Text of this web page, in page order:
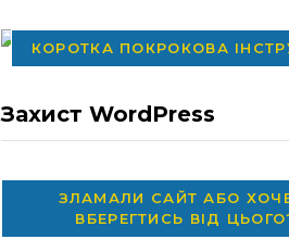
КОРОТКА ПОКРОКОВА
Захист WordPress
ЗЛАМАЛИ САЙТ АБО
ВБЕРЕГТИСЬ ВІД